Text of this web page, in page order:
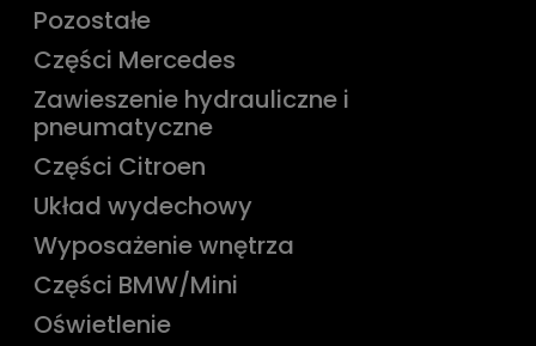
Pozostałe
Części Mercedes
Zawieszenie hydrauliczne i
pneumatyczne
Części Citroen
Układ wydechowy
Wyposażenie wnętrza
Części BMW/Mini
Oświetlenie